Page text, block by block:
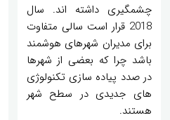
چشمگیری داشته اند. سال
2018 قرار است سالی متفاوت
برای مدیران شهرهای هوشمند
باشد چرا که بعضی از شهرها
در صدد پیاده سازی تکنولوژی
های جدیدی در سطح شهر
هستند.